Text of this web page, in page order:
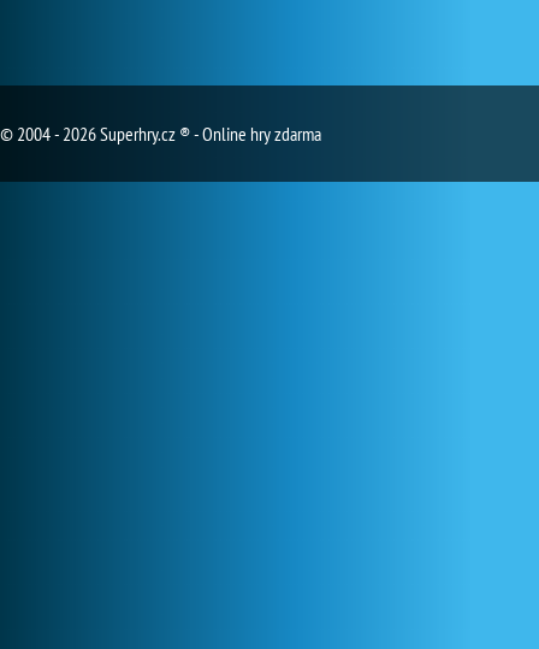
© 2004 - 2026 Superhry.cz ® - Online hry zdarma